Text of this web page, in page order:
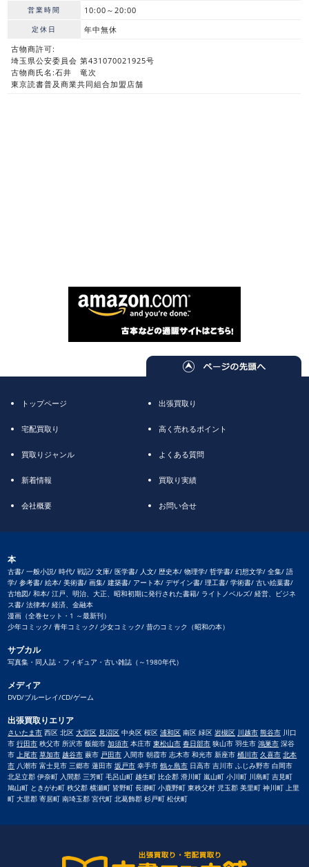
営業時間 10:00～20:00
定休日
年中無休
古物商許可:
埼玉県公安委員会 第431070021925号
古物商氏名:石井 竜次
東京読書普及商業共同組合加盟店舗
トップページ 出張買取り
宅配買取り 高く売れるポイント
買取りジャンル よくある質問
新着情報 買取り実績
会社概要 お問い合せ
本
古書/ 一般小説/ 時代/ 戦記/ 文庫/ 医学書/ 人文/ 歴史本/ 物理学/ 哲学書/ 幻想文学/ 全集/ 語
学/ 参考書/ 絵本/ 美術書/ 画集/ 建築書/ アート本/ デザイン書/ 理工書/ 学術書/ 古い絵葉書/
古地図/ 和本/ 江戸、明治、大正、昭和初期に発行された書籍/ ライトノベルズ/ 経営、ビジネ
ス書/ 法律本/ 経済、金融本
漫画（全巻セット・1 ～最新刊）
少年コミック/ 青年コミック/ 少女コミック/ 昔のコミック（昭和の本）
サブカル
写真集・同人誌・フィギュア・古い雑誌（～1980年代）
メディア
DVD/ブルーレイ/CD/ゲーム
出張買取りエリア
さいたま市 西区 北区大宮区 見沼区 中央区 桜区浦和区 南区 緑区岩槻区 川越市 熊谷市 川口
市行田市 秩父市 所沢市 飯能市加須市 本庄市東松山市 春日部市 狭山市 羽生市鴻巣市 深谷
市 上尾市 草加市 越谷市 蕨市 戸田市 入間市 朝霞市 志木市 和光市 新座市桶川市 久喜市 北本
市 八潮市 富士見市 三郷市 蓮田市坂戸市 幸手市鶴ヶ島市 日高市 吉川市 ふじみ野市 白岡市
北足立郡 伊奈町 入間郡 三芳町 毛呂山町 越生町 比企郡 滑川町 嵐山町 小川町 川島町 吉見町
鳩山町 ときがわ町 秩父郡 横瀬町 皆野町 長瀞町 小鹿野町 東秩父村 児玉郡 美里町 神川町 上里
町 大里郡 寄居町 南埼玉郡 宮代町 北葛飾郡 杉戸町 松伏町